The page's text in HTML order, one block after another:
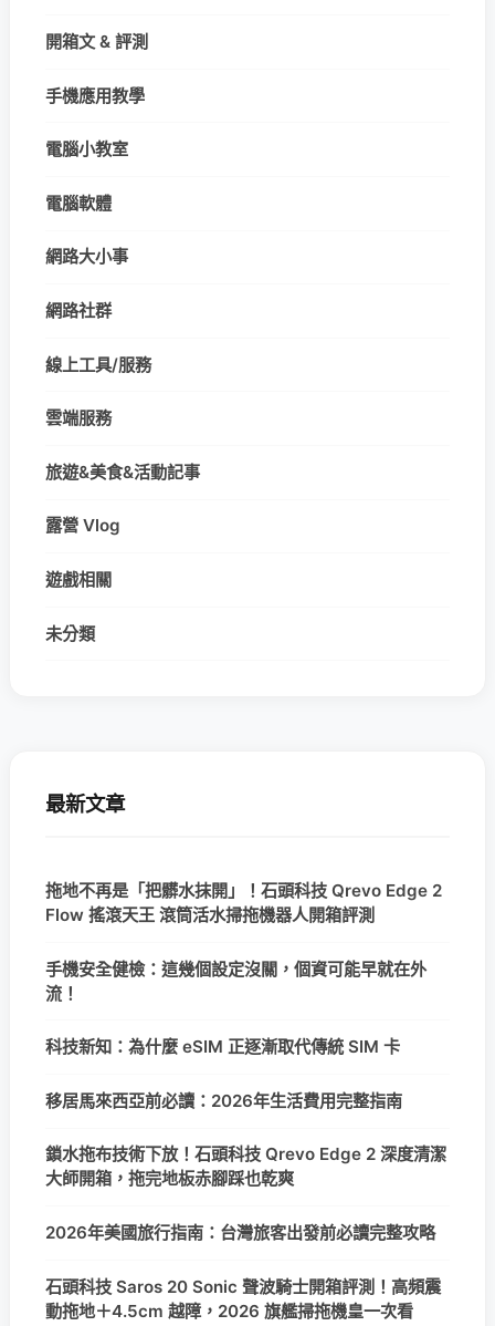
開箱文 & 評測
手機應用教學
電腦小教室
電腦軟體
網路大小事
網路社群
線上工具/服務
雲端服務
旅遊&美食&活動記事
露營 Vlog
遊戲相關
未分類
最新文章
拖地不再是「把髒水抹開」！石頭科技 Qrevo Edge 2
Flow 搖滾天王 滾筒活水掃拖機器人開箱評測
手機安全健檢：這幾個設定沒關，個資可能早就在外
流！
科技新知：為什麼 eSIM 正逐漸取代傳統 SIM 卡
移居馬來西亞前必讀：2026年生活費用完整指南
鎖水拖布技術下放！石頭科技 Qrevo Edge 2 深度清潔
大師開箱，拖完地板赤腳踩也乾爽
2026年美國旅行指南：台灣旅客出發前必讀完整攻略
石頭科技 Saros 20 Sonic 聲波騎士開箱評測！高頻震
動拖地＋4.5cm 越障，2026 旗艦掃拖機皇一次看